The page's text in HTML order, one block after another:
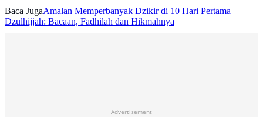
Baca JugaAmalan Memperbanyak Dzikir di 10 Hari Pertama
Dzulhijjah: Bacaan, Fadhilah dan Hikmahnya
Advertisement